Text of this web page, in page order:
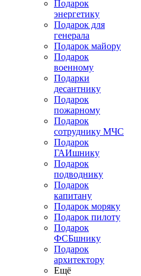
Подарок
энергетику
Подарок для
генерала
Подарок майору
Подарок
военному
Подарки
десантнику
Подарок
пожарному
Подарок
сотруднику МЧС
Подарок
ГАИшнику
Подарок
подводнику
Подарок
капитану
Подарок моряку
Подарок пилоту
Подарок
ФСБшнику
Подарок
архитектору
Ещё